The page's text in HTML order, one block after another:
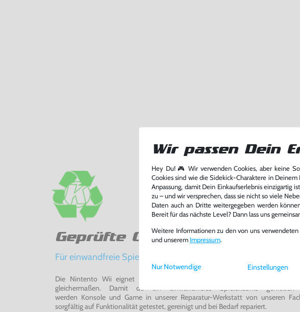
Geprüfte Qualität
Für einwandfreie Spielerlebnisse
Die Nintento Wii eignet sich perfekt für Retro-Gaming-Fans und neue
gleichermaßen. Damit du ein einwandfreies Spielerlebnis genießen
werden Konsole und Game in unserer Reparatur-Werkstatt von unseren
sorgfältig auf Funktionalität getestet, gereinigt und bei Bedarf repariert.
Wir passen Dein
Hey Du! 🎮 Wir verwenden Cookies, aber keine
Cookies sind wie die Sidekick-Charaktere in
Anpassung, damit Dein Einkaufserlebnis einzigartig
zu – und wir versprechen, dass sie nicht so viele
Daten auch an Dritte weitergegeben werden
Bereit für das nächste Level? Dann lass uns
Weitere Informationen zu den von uns
und unserem Impressum.
Einstellungen
Nur Notwendige